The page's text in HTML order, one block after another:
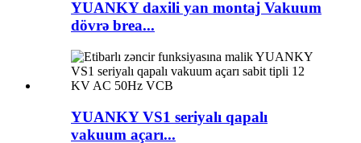
YUANKY daxili yan montaj Vakuum
dövrə brea...
YUANKY VS1 seriyalı qapalı
vakuum açarı...